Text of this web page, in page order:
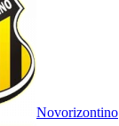
Novorizontino